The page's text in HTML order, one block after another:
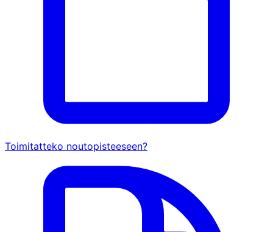
Toimitatteko noutopisteeseen?